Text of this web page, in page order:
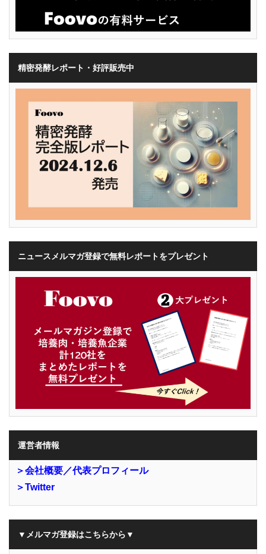
精密発酵レポート・好評販売中
ニュースメルマガ登録で無料レポートをプレゼント
運営者情報
＞会社概要／代表プロフィール
＞Twitter
▼メルマガ登録はこちらから▼